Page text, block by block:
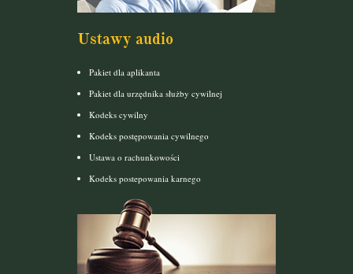
Ustawy audio
Pakiet dla aplikanta
Pakiet dla urzędnika służby cywilnej
Kodeks cywilny
Kodeks postępowania cywilnego
Ustawa o rachunkowości
Kodeks postepowania karnego